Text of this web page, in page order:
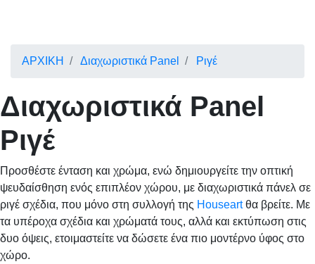
ΑΡΧΙΚΗ Διαχωριστικά Panel Ριγέ
Διαχωριστικά Panel
Ριγέ
Προσθέστε ένταση και χρώμα, ενώ δημιουργείτε την οπτική
ψευδαίσθηση ενός επιπλέον χώρου, με διαχωριστικά πάνελ σε
ριγέ σχέδια, που μόνο στη συλλογή της Houseartθα βρείτε. Με
τα υπέροχα σχέδια και χρώματά τους, αλλά και εκτύπωση στις
δυο όψεις, ετοιμαστείτε να δώσετε ένα πιο μοντέρνο ύφος στο
χώρο.